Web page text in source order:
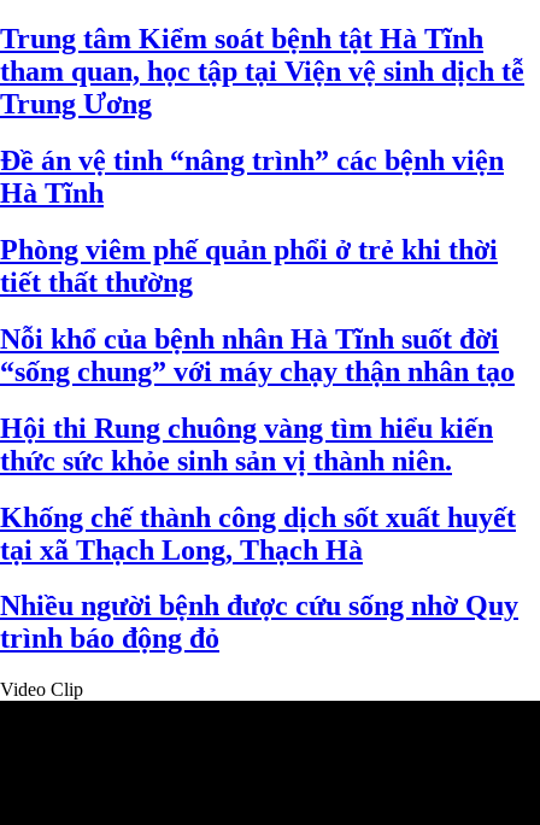
Trung tâm Kiểm soát bệnh tật Hà Tĩnh
tham quan, học tập tại Viện vệ sinh dịch tễ
Trung Ương
Đề án vệ tinh “nâng trình” các bệnh viện
Hà Tĩnh
Phòng viêm phế quản phổi ở trẻ khi thời
tiết thất thường
Nỗi khổ của bệnh nhân Hà Tĩnh suốt đời
“sống chung” với máy chạy thận nhân tạo
Hội thi Rung chuông vàng tìm hiểu kiến
thức sức khỏe sinh sản vị thành niên.
Khống chế thành công dịch sốt xuất huyết
tại xã Thạch Long, Thạch Hà
Nhiều người bệnh được cứu sống nhờ Quy
trình báo động đỏ
Video Clip